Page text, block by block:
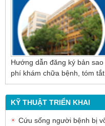
Hướng dẫn đăng ký bản
phí khám chữa bệnh, tóm
KỸ THUẬT TRIỂN KHAI
Cứu sống người bệnh bị